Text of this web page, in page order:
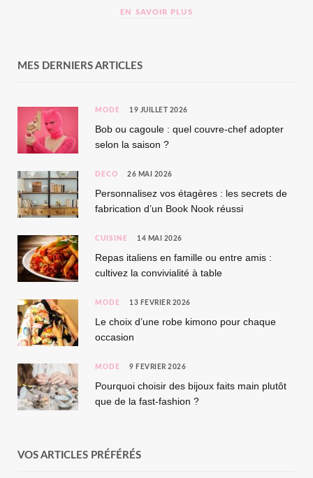
EN SAVOIR PLUS
MES DERNIERS ARTICLES
MODE 19 JUILLET 2026
Bob ou cagoule : quel couvre-chef adopter
selon la saison ?
DÉCO 26 MAI 2026
Personnalisez vos étagères : les secrets de
fabrication d’un Book Nook réussi
CUISINE 14 MAI 2026
Repas italiens en famille ou entre amis :
cultivez la convivialité à table
MODE 13 FÉVRIER 2026
Le choix d’une robe kimono pour chaque
occasion
MODE 9 FÉVRIER 2026
Pourquoi choisir des bijoux faits main plutôt
que de la fast-fashion ?
VOS ARTICLES PRÉFÉRÉS